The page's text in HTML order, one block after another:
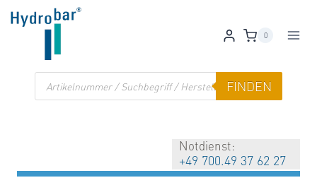
Zum
Inhalt
0
Products
search
FINDEN
Notdienst:
+49 700.49 37 62 27